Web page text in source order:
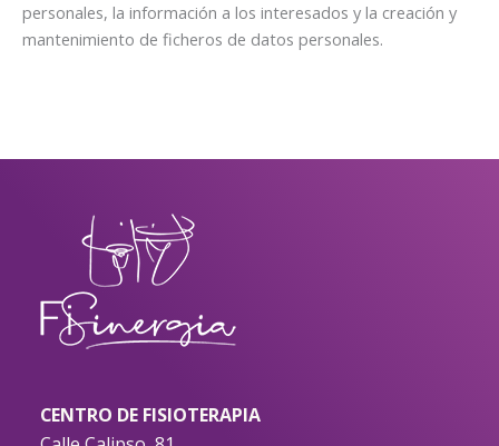
personales, la información a los interesados y la creación y
mantenimiento de ficheros de datos personales.
CENTRO DE FISIOTERAPIA